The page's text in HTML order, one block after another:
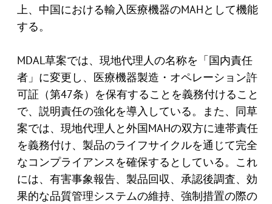
上、中国における輸入医療機器のMAHとして機能
する。
MDAL草案では、現地代理人の名称を「国内責任
者」に変更し、医療機器製造・オペレーション許
可証（第47条）を保有することを義務付けること
で、説明責任の強化を導入している。また、同草
案では、現地代理人と外国MAHの双方に連帯責任
を義務付け、製品のライフサイクルを通じて完全
なコンプライアンスを確保するとしている。これ
には、有害事象報告、製品回収、承認後調査、効
果的な品質管理システムの維持、強制措置の際の